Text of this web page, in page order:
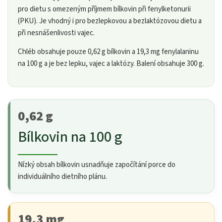
pro dietu s omezeným příjmem bílkovin při fenylketonurii
(PKU). Je vhodný i pro bezlepkovou a bezlaktózovou dietu a
při nesnášenlivosti vajec.
Chléb obsahuje pouze 0,62 g bílkovin a 19,3 mg fenylalaninu
na 100 g a je bez lepku, vajec a laktózy. Balení obsahuje 300 g.
0,62 g
Bílkovin na 100 g
Nízký obsah bílkovin usnadňuje započítání porce do
individuálního dietního plánu.